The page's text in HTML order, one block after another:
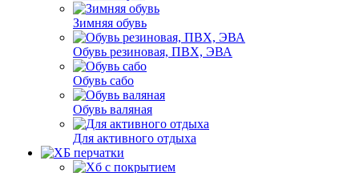
Зимняя обувь
Обувь резиновая, ПВХ, ЭВА
Обувь сабо
Обувь валяная
Для активного отдыха